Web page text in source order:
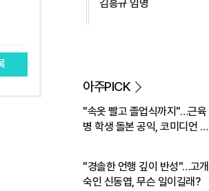
김흥규 임명
아주PICK
"속옷 빨고 졸업식까지"…근육
병 학생 돌본 공익, 코미디언 김
"경솔한 언행 깊이 반성"…고개
숙인 신동엽, 무슨 일이길래?